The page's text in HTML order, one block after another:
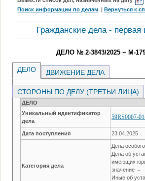
Поиск информации по делам |Вернуться к
Гражданские дела - первая
ДЕЛО № 2-3843/2025 ~ М-
ДЕЛО ДВИЖЕНИЕ ДЕЛА
СТОРОНЫ ПО ДЕЛУ (ТРЕТЬИ ЛИЦА)
ДЕЛО
Уникальный идентификатор
дела
59RS0007-
Дата поступления 23.04.2025
Категория дела
Дела
Дела об
имеющих
значение →
Иные об